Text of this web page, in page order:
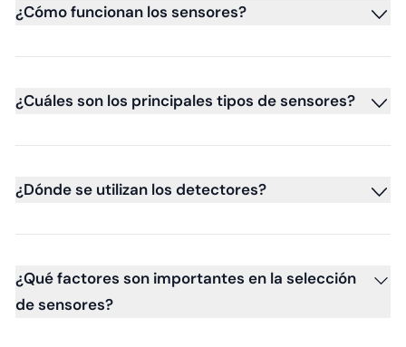
¿Cómo funcionan los sensores?
¿Cuáles son los principales tipos de sensores?
¿Dónde se utilizan los detectores?
¿Qué factores son importantes en la selección
de sensores?